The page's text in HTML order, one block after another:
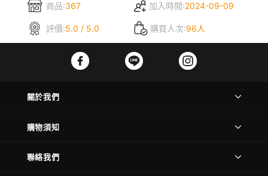
商品:367 加入時間:2024-09-09
評價:5.0 / 5.0 購買人次:96人
關於我們
購物須知
聯絡我們